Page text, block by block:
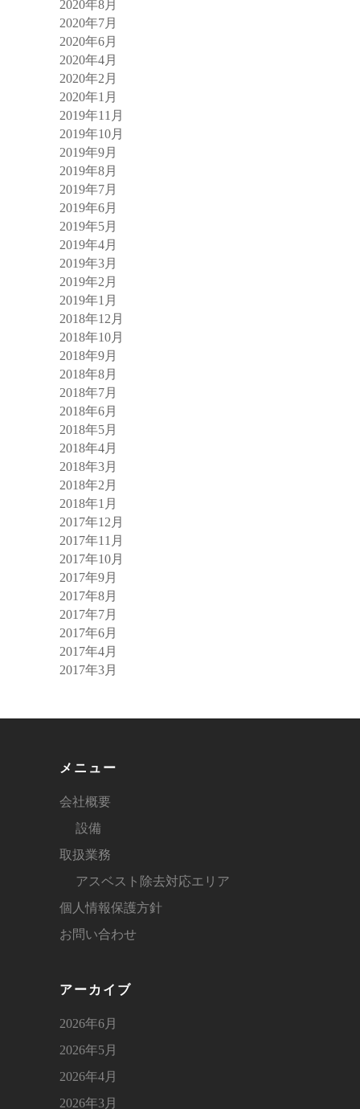
2020年8月
2020年7月
2020年6月
2020年4月
2020年2月
2020年1月
2019年11月
2019年10月
2019年9月
2019年8月
2019年7月
2019年6月
2019年5月
2019年4月
2019年3月
2019年2月
2019年1月
2018年12月
2018年10月
2018年9月
2018年8月
2018年7月
2018年6月
2018年5月
2018年4月
2018年3月
2018年2月
2018年1月
2017年12月
2017年11月
2017年10月
2017年9月
2017年8月
2017年7月
2017年6月
2017年4月
2017年3月
メニュー
会社概要
設備
取扱業務
アスベスト除去対応エリア
個人情報保護方針
お問い合わせ
アーカイブ
2026年6月
2026年5月
2026年4月
2026年3月